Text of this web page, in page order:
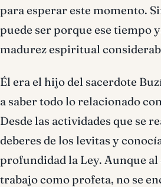
para esperar este momento.
puede ser porque ese tiempo
madurez espiritual
Él era el hijo del sacerdote
a saber todo lo relacionado
Desde las actividades que se
deberes de los levitas y
profundidad la Ley. Aunque al
trabajo como profeta, no se